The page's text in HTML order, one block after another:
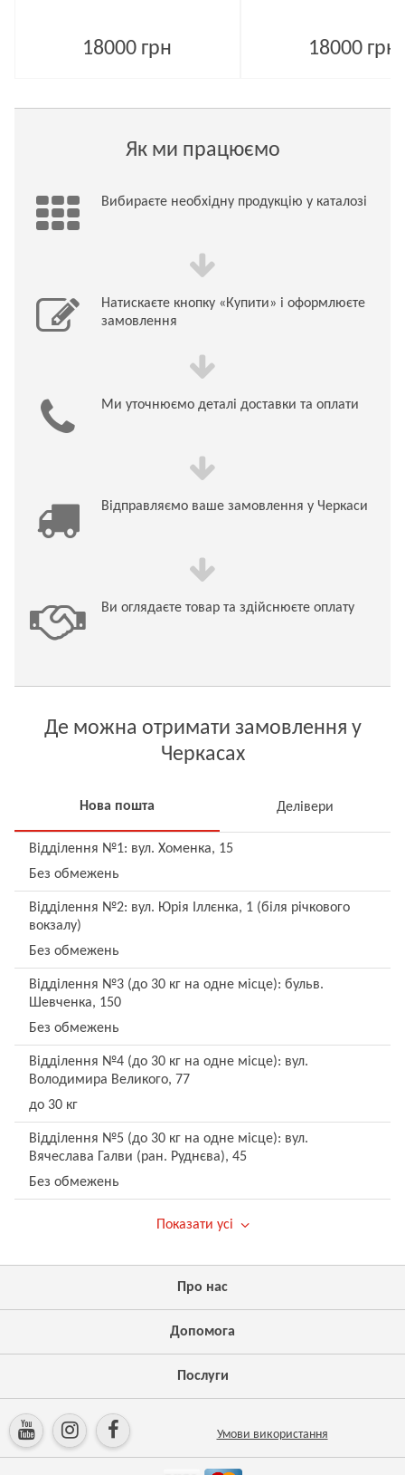
18000 грн 18000 грн
Як ми працюємо
Вибираєте необхідну продукцію у каталозі
Натискаєте кнопку «Купити» і оформлюєте
замовлення
Ми уточнюємо деталі доставки та оплати
Відправляємо ваше замовлення у Черкаси
Ви оглядаєте товар та здійснюєте оплату
Де можна отримати замовлення у
Черкасах
Нова пошта Делівери
Відділення №1: вул. Хоменка, 15
Без обмежень
Відділення №2: вул. Юрія Іллєнка, 1 (біля річкового
вокзалу)
Без обмежень
Відділення №3 (до 30 кг на одне місце): бульв.
Шевченка, 150
Без обмежень
Відділення №4 (до 30 кг на одне місце): вул.
Володимира Великого, 77
до 30 кг
Відділення №5 (до 30 кг на одне місце): вул.
Вячеслава Галви (ран. Руднєва), 45
Без обмежень
Показати усі
Про нас
Допомога
Послуги
Умови використання